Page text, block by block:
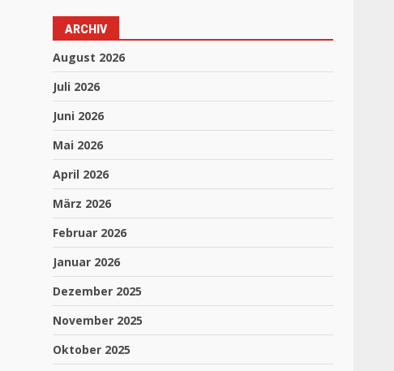
ARCHIV
August 2026
Juli 2026
Juni 2026
Mai 2026
April 2026
März 2026
Februar 2026
Januar 2026
Dezember 2025
November 2025
Oktober 2025